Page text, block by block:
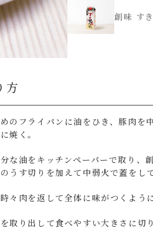
創味 す
方
のフライパンに油をひき、豚肉を
焼く。
な油をキッチンペーパーで取り、
うす切りを加えて中弱火で蓋をし
時々肉を返して全体に味がつくよう
取り出して食べやすい大きさに切